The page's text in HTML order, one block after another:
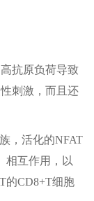
抗原负荷导致
刺激，而且还
，活化的NFAT
相互作用，以
的CD8+T细胞